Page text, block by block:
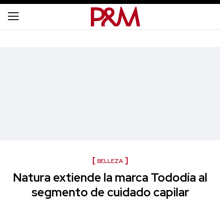
BELLEZA
Natura extiende la marca Tododía al
segmento de cuidado capilar